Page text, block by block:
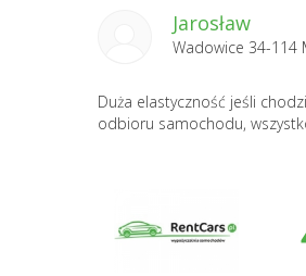
Jarosław
Duża elastyczność jeśli
odbioru samochodu,